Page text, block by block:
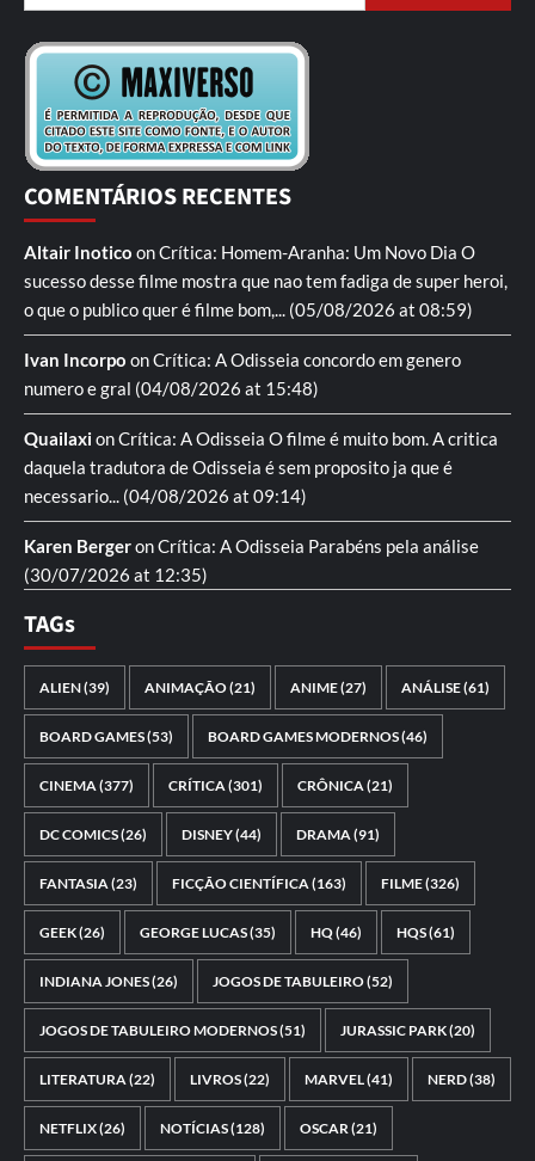
COMENTÁRIOS RECENTES
Altair Inotico onCrítica: Homem-Aranha: Um Novo Dia O
sucesso desse filme mostra que nao tem fadiga de super heroi,
o que o publico quer é filme bom,... (05/08/2026 at 08:59)
Ivan Incorpo onCrítica: A Odisseia concordo em genero
numero e gral (04/08/2026 at 15:48)
QuailaxionCrítica: A Odisseia O filme é muito bom. A critica
daquela tradutora de Odisseia é sem proposito ja que é
necessario... (04/08/2026 at 09:14)
Karen BergeronCrítica: A Odisseia Parabéns pela análise
(30/07/2026 at 12:35)
TAGs
ALIEN(39) ANIMAÇÃO(21) ANIME(27) ANÁLISE(61)
BOARD GAMES(53) BOARD GAMES MODERNOS(46)
CINEMA(377) CRÍTICA(301) CRÔNICA(21)
DC COMICS(26) DISNEY(44) DRAMA(91)
FANTASIA(23) FICÇÃO CIENTÍFICA(163) FILME(326)
GEEK(26) GEORGE LUCAS(35) HQ(46) HQS(61)
INDIANA JONES(26) JOGOS DE TABULEIRO(52)
JOGOS DE TABULEIRO MODERNOS(51) JURASSIC PARK(20)
LITERATURA(22) LIVROS(22) MARVEL(41) NERD(38)
NETFLIX(26) NOTÍCIAS(128) OSCAR(21)